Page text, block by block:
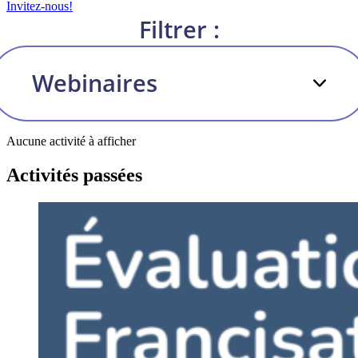
Invitez-nous!
Filtrer :
Aucune activité à afficher
Activités passées